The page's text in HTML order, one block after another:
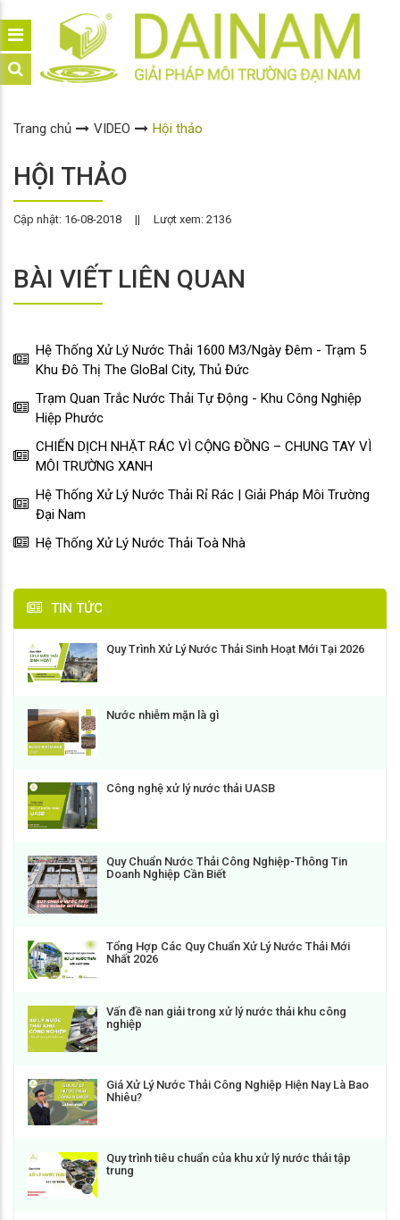
Trang chủ VIDEO Hội thảo
HỘI THẢO
Cập nhật: 16-08-2018 || Lượt xem: 2136
BÀI VIẾT LIÊN QUAN
Hệ Thống Xử Lý Nước Thải 1600 M3/Ngày Đêm - Trạm 5
Khu Đô Thị The GloBal City, Thủ Đức
Trạm Quan Trắc Nước Thải Tự Động - Khu Công Nghiệp
Hiệp Phước
CHIẾN DỊCH NHẶT RÁC VÌ CỘNG ĐỒNG – CHUNG TAY VÌ
MÔI TRƯỜNG XANH
Hệ Thống Xử Lý Nước Thải Rỉ Rác | Giải Pháp Môi Trường
Đại Nam
Hệ Thống Xử Lý Nước Thải Toà Nhà
TIN TỨC
Quy Trình Xử Lý Nước Thải Sinh Hoạt Mới Tại 2026
Nước nhiễm mặn là gì
Công nghệ xử lý nước thải UASB
Quy Chuẩn Nước Thải Công Nghiệp-Thông Tin
Doanh Nghiệp Cần Biết
Tổng Hợp Các Quy Chuẩn Xử Lý Nước Thải Mới
Nhất 2026
Vấn đề nan giải trong xử lý nước thải khu công
nghiệp
Giá Xử Lý Nước Thải Công Nghiệp Hiện Nay Là Bao
Nhiêu?
Quy trình tiêu chuẩn của khu xử lý nước thải tập
trung